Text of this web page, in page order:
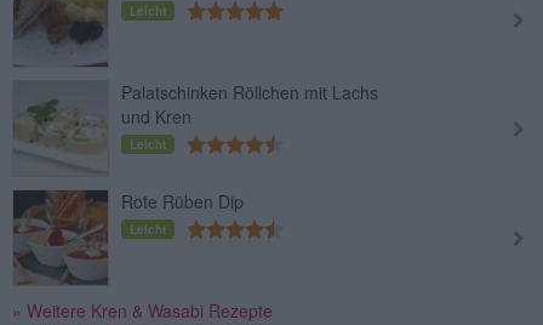
Leicht
Palatschinken Röllchen mit Lachs
und Kren
Leicht
Rote Rüben Dip
Leicht
» Weitere Kren & Wasabi Rezepte